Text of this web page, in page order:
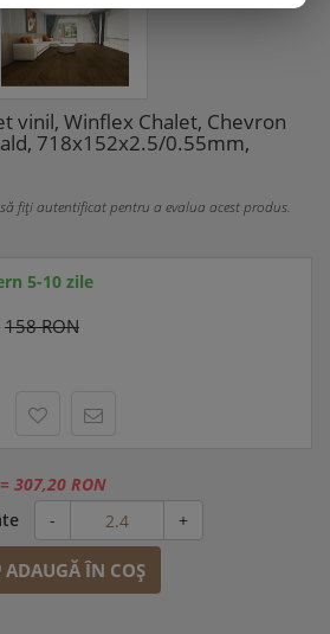
vinil, Winflex Chalet, Chevron
718x152x2.5/0.55mm,
fiţi autentificat pentru a evalua acest produs.
5-10 zile
158 RON
= 307,20 RON
- +
ADAUGĂ ÎN COŞ